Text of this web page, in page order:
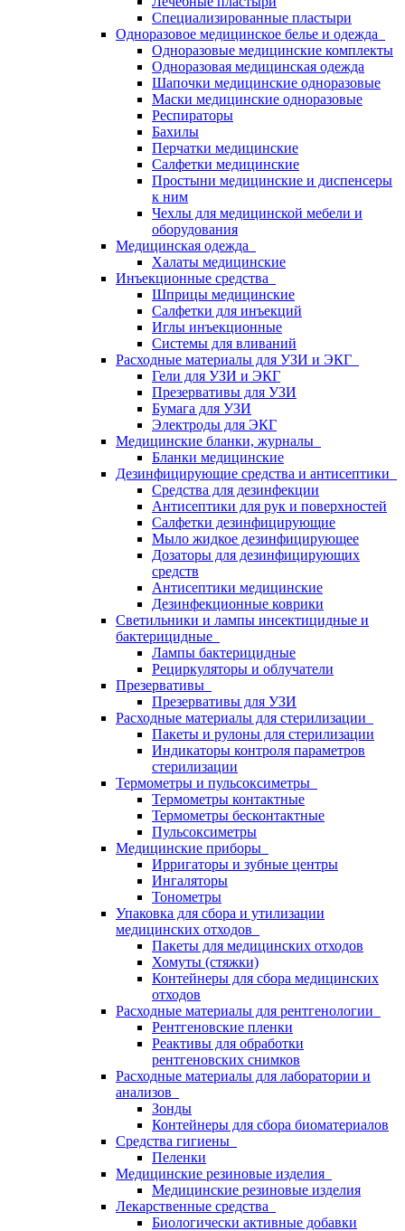
Специализированные пластыри
Одноразовое медицинское белье и одежда
Одноразовые медицинские комплекты
Одноразовая медицинская одежда
Шапочки медицинские одноразовые
Маски медицинские одноразовые
Респираторы
Бахилы
Перчатки медицинские
Салфетки медицинские
Простыни медицинские и диспенсеры
к ним
Чехлы для медицинской мебели и
оборудования
Медицинская одежда
Халаты медицинские
Инъекционные средства
Шприцы медицинские
Салфетки для инъекций
Иглы инъекционные
Системы для вливаний
Расходные материалы для УЗИ и ЭКГ
Гели для УЗИ и ЭКГ
Презервативы для УЗИ
Бумага для УЗИ
Электроды для ЭКГ
Медицинские бланки, журналы
Бланки медицинские
Дезинфицирующие средства и антисептики
Средства для дезинфекции
Антисептики для рук и поверхностей
Салфетки дезинфицирующие
Мыло жидкое дезинфицирующее
Дозаторы для дезинфицирующих
средств
Антисептики медицинские
Дезинфекционные коврики
Светильники и лампы инсектицидные и
бактерицидные
Лампы бактерицидные
Рециркуляторы и облучатели
Презервативы
Презервативы для УЗИ
Расходные материалы для стерилизации
Пакеты и рулоны для стерилизации
Индикаторы контроля параметров
стерилизации
Термометры и пульсоксиметры
Термометры контактные
Термометры бесконтактные
Пульсоксиметры
Медицинские приборы
Ирригаторы и зубные центры
Ингаляторы
Тонометры
Упаковка для сбора и утилизации
медицинских отходов
Пакеты для медицинских отходов
Хомуты (стяжки)
Контейнеры для сбора медицинских
отходов
Расходные материалы для рентгенологии
Рентгеновские пленки
Реактивы для обработки
рентгеновских снимков
Расходные материалы для лаборатории и
анализов
Зонды
Контейнеры для сбора биоматериалов
Средства гигиены
Пеленки
Медицинские резиновые изделия
Медицинские резиновые изделия
Лекарственные средства
Биологически активные добавки